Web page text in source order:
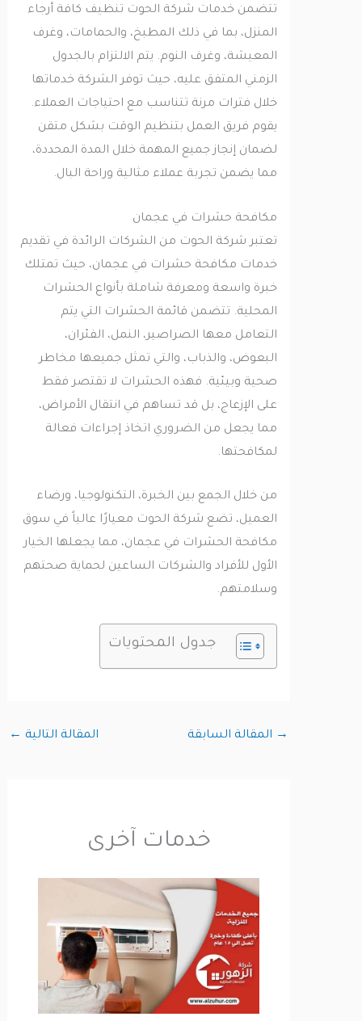
تتضمن خدمات شركة الحوت تنظيف كافة أرجاء
المنزل، بما في ذلك المطبخ، والحمامات، وغرف
المعيشة، وغرف النوم. يتم الالتزام بالجدول
الزمني المتفق عليه، حيث توفر الشركة خدماتها
خلال فترات مرنة تتناسب مع احتياجات العملاء.
يقوم فريق العمل بتنظيم الوقت بشكل متقن
لضمان إنجاز جميع المهمة خلال المدة المحددة،
مما يضمن تجربة عملاء مثالية وراحة البال.
مكافحة حشرات في عجمان
تعتبر شركة الحوت من الشركات الرائدة في تقديم
خدمات مكافحة حشرات في عجمان، حيث تمتلك
خبرة واسعة ومعرفة شاملة بأنواع الحشرات
المحلية. تتضمن قائمة الحشرات التي يتم
التعامل معها الصراصير، النمل، الفئران،
البعوض، والذباب، والتي تمثل جميعها مخاطر
صحية وبيئية. فهذه الحشرات لا تقتصر فقط
على الإزعاج، بل قد تساهم في انتقال الأمراض،
مما يجعل من الضروري اتخاذ إجراءات فعالة
لمكافحتها.
من خلال الجمع بين الخبرة، التكنولوجيا، ورضاء
العميل، تضع شركة الحوت معيارًا عالياً في سوق
مكافحة الحشرات في عجمان، مما يجعلها الخيار
الأول للأفراد والشركات الساعين لحماية صحتهم
وسلامتهم.
جدول المحتويات
المقالة السابقة المقالة التالية←
خدمات آخرى